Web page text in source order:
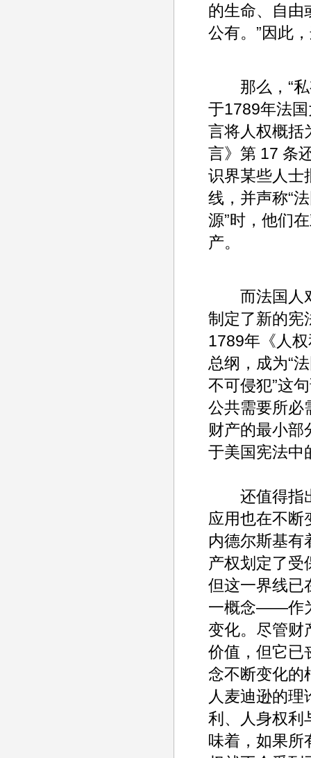
的生命、自由
公有。”因此
那么，“私
于1789年法
言将人权概括
言》第 17 条
识界某些人士
线，并声称“
源”时，他们
产。
而法国人对
制定了新的宪
1789年《人
总纲，成为“
不可侵犯”这
公共需要所必
财产的最小部
于美国宪法中
还值得指出
应用也在不断
内德尔斯基有
产权划定了受
但这一界线已
一概念——作
变化。尽管财
价值，但它已
念不断变化的
人麦迪逊的
利、人身权利
味着，如果所